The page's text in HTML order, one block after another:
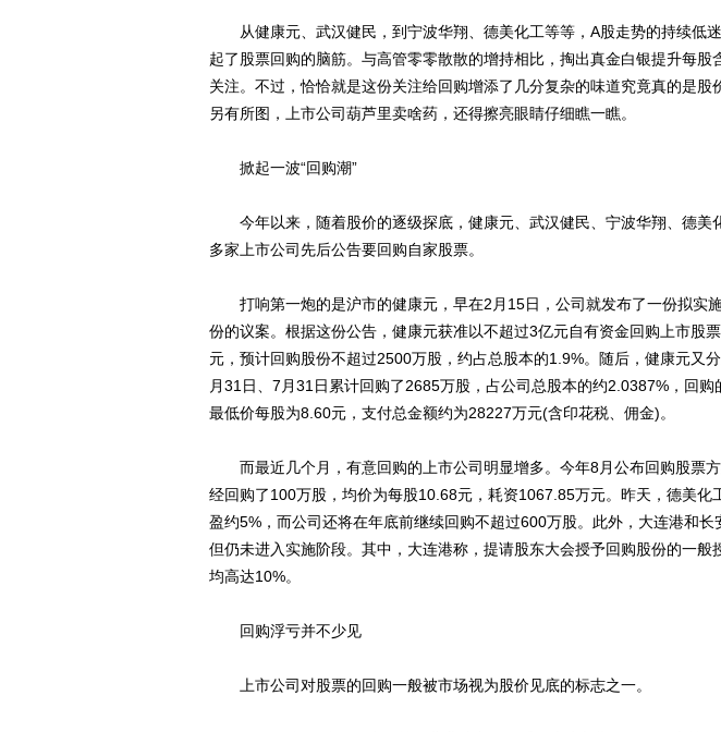
从健康元、武汉健民，到宁波华翔、德美化工等等，A股走势的持续低
起了股票回购的脑筋。与高管零零散散的增持相比，掏出真金白银提升每股
关注。不过，恰恰就是这份关注给回购增添了几分复杂的味道究竟真的是股
另有所图，上市公司葫芦里卖啥药，还得擦亮眼睛仔细瞧一瞧。
掀起一波“回购潮”
今年以来，随着股价的逐级探底，健康元、武汉健民、宁波华翔、德美
多家上市公司先后公告要回购自家股票。
打响第一炮的是沪市的健康元，早在2月15日，公司就发布了一份拟实
份的议案。根据这份公告，健康元获准以不超过3亿元自有资金回购上市股
元，预计回购股份不超过2500万股，约占总股本的1.9%。随后，健康元又
月31日、7月31日累计回购了2685万股，占公司总股本的约2.0387%，回购
最低价每股为8.60元，支付总金额约为28227万元(含印花税、佣金)。
而最近几个月，有意回购的上市公司明显增多。今年8月公布回购股票
经回购了100万股，均价为每股10.68元，耗资1067.85万元。昨天，德美化
盈约5%，而公司还将在年底前继续回购不超过600万股。此外，大连港和长
但仍未进入实施阶段。其中，大连港称，提请股东大会授予回购股份的一般
均高达10%。
回购浮亏并不少见
上市公司对股票的回购一般被市场视为股价见底的标志之一。